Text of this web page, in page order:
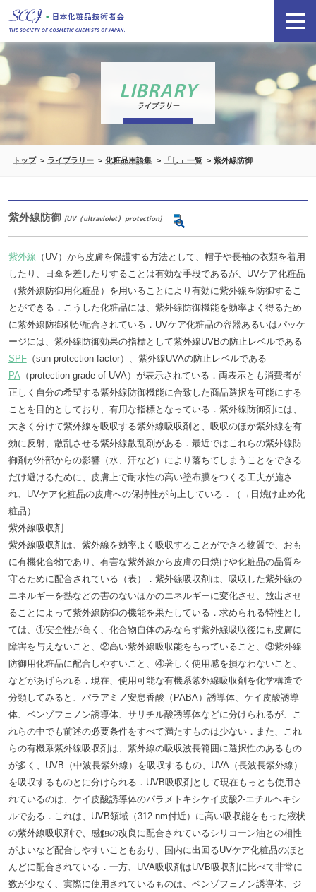
LIBRARY
ライブラリー
トップ ライブラリー 化粧品用語集 「し」一覧 紫外線防御
紫外線防御 [UV（ultraviolet）protection]
紫外線 （UV）から皮膚を保護する方法として、帽子や長袖の衣類を着用
したり、日傘を差したりすることは有効な手段であるが、UVケア化粧品
（紫外線防御用化粧品）を用いることにより有効に紫外線を防御するこ
とができる．こうした化粧品には、紫外線防御機能を効率よく得るため
に紫外線防御剤が配合されている．UVケア化粧品の容器あるいはパッケ
ージには、紫外線防御効果の指標として紫外線UVBの防止レベルである
SPF（sun protection factor）、紫外線UVAの防止レベルである
PA（protection grade of UVA）が表示されている．両表示とも消費者が
正しく自分の希望する紫外線防御機能に合致した商品選択を可能にする
ことを目的としており、有用な指標となっている．紫外線防御剤には、
大きく分けて紫外線を吸収する紫外線吸収剤と、吸収のほか紫外線を有
効に反射、散乱させる紫外線散乱剤がある．最近ではこれらの紫外線防
御剤が外部からの影響（水、汗など）により落ちてしまうことをできる
だけ避けるために、皮膚上で耐水性の高い塗布膜をつくる工夫が施さ
れ、UVケア化粧品の皮膚への保持性が向上している．（→日焼け止め化
粧品）
紫外線吸収剤
紫外線吸収剤は、紫外線を効率よく吸収することができる物質で、おも
に有機化合物であり、有害な紫外線から皮膚の日焼けや化粧品の品質を
守るために配合されている（表）．紫外線吸収剤は、吸収した紫外線の
エネルギーを熱などの害のないほかのエネルギーに変化させ、放出させ
ることによって紫外線防御の機能を果たしている．求められる特性とし
ては、①安全性が高く、化合物自体のみならず紫外線吸収後にも皮膚に
障害を与えないこと、②高い紫外線吸収能をもっていること、③紫外線
防御用化粧品に配合しやすいこと、④著しく使用感を損なわないこと、
などがあげられる．現在、使用可能な有機系紫外線吸収剤を化学構造で
分類してみると、パラアミノ安息香酸（PABA）誘導体、ケイ皮酸誘導
体、ベンゾフェノン誘導体、サリチル酸誘導体などに分けられるが、こ
れらの中でも前述の必要条件をすべて満たすものは少ない．また、これ
らの有機系紫外線吸収剤は、紫外線の吸収波長範囲に選択性のあるもの
が多く、UVB（中波長紫外線）を吸収するもの、UVA（長波長紫外線）
を吸収するものとに分けられる．UVB吸収剤として現在もっとも使用さ
れているのは、ケイ皮酸誘導体のパラメトキシケイ皮酸2-エチルヘキシ
ルである．これは、UVB領域（312 nm付近）に高い吸収能をもった液状
の紫外線吸収剤で、感触の改良に配合されているシリコーン油との相性
がよいなど配合しやすいこともあり、国内に出回るUVケア化粧品のほと
んどに配合されている．一方、UVA吸収剤はUVB吸収剤に比べて非常に
数が少なく、実際に使用されているものは、ベンゾフェノン誘導体、ジ